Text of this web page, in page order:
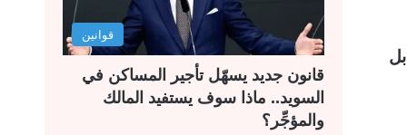
قوانين
قانون جديد يسهّل تأجير المساكن في
السويد.. ماذا سوف يستفيد المالك
والمؤجِّر؟